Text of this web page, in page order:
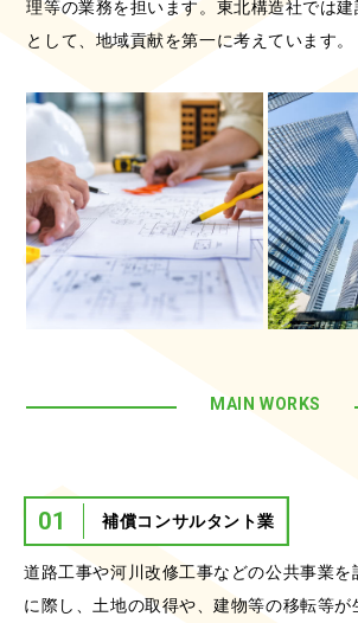
理等の業務を担います。東北構造社では建
として、地域貢献を第一に考えています。
MAIN WORKS
01 補償コンサルタント業
道路工事や河川改修工事などの公共事業を
に際し、土地の取得や、建物等の移転等が